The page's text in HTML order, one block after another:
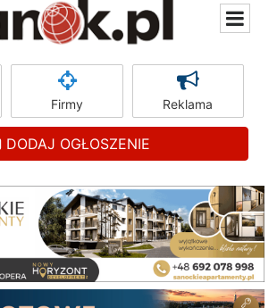
Firmy Reklama
DODAJ OGŁOSZENIE